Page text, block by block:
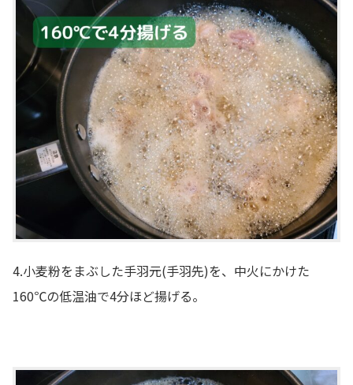
4.小麦粉をまぶした手羽元(手羽先)を、中火にかけた
160℃の低温油で4分ほど揚げる。